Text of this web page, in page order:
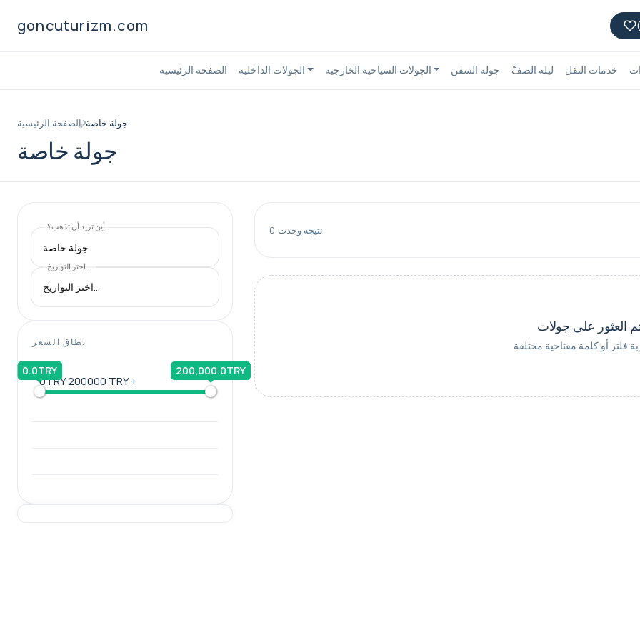
goncuturizm.com )
الصفحة الرئيسية الجولات الداخلية الجولات السياحية الخارجية جولة السفن ليلة الصفّ خدمات النقل
الصفحة الرئيسية جولة خاصة
جولة خاصة
أين تريد أن تذهب؟
جولة خاصة
اختر التواريخ...
نطاق السعر
0TRY200000 TRY +
0.0TRY 200,000.0TRY
0 نتيجة وجدت
العثور على جولات